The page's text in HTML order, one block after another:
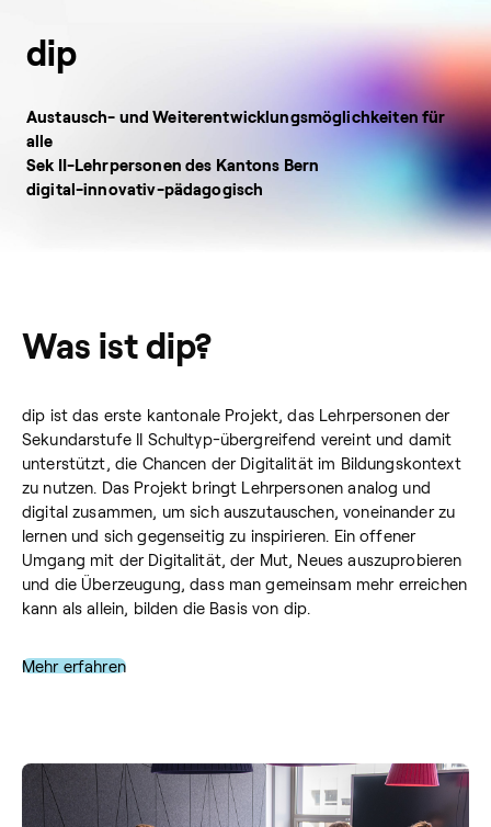
dip
Austausch- und Weiterentwicklungsmöglichkeiten für
alle
Sek II-Lehrpersonen des Kantons Bern
digital-innovativ-pädagogisch
Was ist dip?
dip ist das erste kantonale Projekt, das Lehrpersonen der
Sekundarstufe II Schultyp-übergreifend vereint und damit
unterstützt, die Chancen der Digitalität im Bildungskontext
zu nutzen. Das Projekt bringt Lehrpersonen analog und
digital zusammen, um sich auszutauschen, voneinander zu
lernen und sich gegenseitig zu inspirieren. Ein offener
Umgang mit der Digitalität, der Mut, Neues auszuprobieren
und die Überzeugung, dass man gemeinsam mehr erreichen
kann als allein, bilden die Basis von dip.
Mehr erfahren